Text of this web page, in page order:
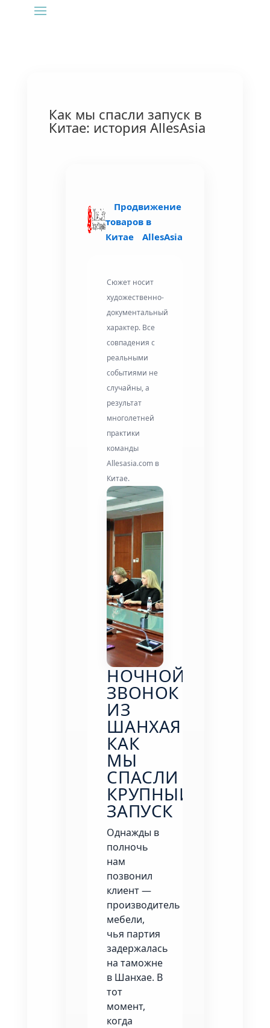
Как мы спасли запуск в
Китае: история AllesAsia
Продвижение
товаров в
Китае
AllesAsia
Сюжет носит
художественно-
документальный
характер. Все
совпадения с
реальными
событиями не
случайны, а
результат
многолетней
практики
команды
Allesasia.com в
Китае.
НОЧНОЙ
ЗВОНОК
ИЗ
ШАНХАЯ:
КАК
МЫ
СПАСЛИ
КРУПНЫЙ
ЗАПУСК
Однажды в
полночь
нам
позвонил
клиент —
производитель
мебели,
чья партия
задержалась
на таможне
в Шанхае. В
тот
момент,
когда